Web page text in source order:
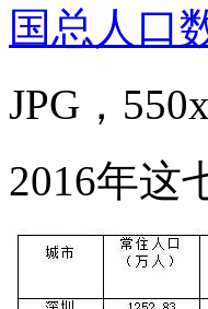
JPG，
2016年这